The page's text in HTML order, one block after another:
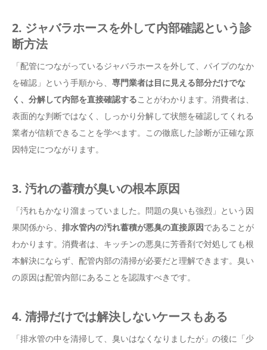
2. ジャバラホースを外して内部確認という診
断方法
「配管につながっているジャバラホースを外して、パイプのなか
を確認」という手順から、 専門業者は目に見える部分だけでな
く、分解して内部を直接確認することがわかります。消費者は、
表面的な判断ではなく、しっかり分解して状態を確認してくれる
業者が信頼できることを学べます。この徹底した診断が正確な原
因特定につながります。
3. 汚れの蓄積が臭いの根本原因
「汚れもかなり溜まっていました。問題の臭いも強烈」という因
果関係から、 排水管内の汚れ蓄積が悪臭の直接原因であることが
わかります。消費者は、キッチンの悪臭に芳香剤で対処しても根
本解決にならず、配管内部の清掃が必要だと理解できます。臭い
の原因は配管内部にあることを認識すべきです。
4. 清掃だけでは解決しないケースもある
「排水管の中を清掃して、臭いはなくなりましたが」の後に「少